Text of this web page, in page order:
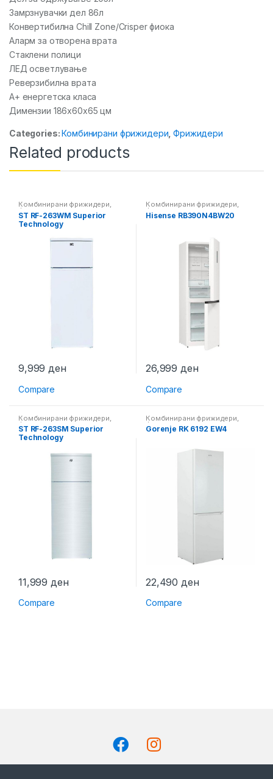
Замрзнувачки дел 86л
Конвертибилна Chill Zone/Crisper фиока
Аларм за отворена врата
Стаклени полици
ЛЕД осветлување
Реверзибилна врата
А+ енергетска класа
Димензии 186x60x65 цм
Categories:Комбинирани фрижидери ,Фрижидери
Related products
Комбинирани фрижидери,
Фрижидери
ST RF-263WM Superior
Technology
9,999ден
Compare
Комбинирани фрижидери,
Фрижидери
Hisense RB390N4BW20
26,999ден
Compare
Комбинирани фрижидери
Фрижидери
ST RF-263SM Superior
Technology
11,999 ден
Compare
Комбинирани фрижидери
Фрижидери
Gorenje RK 6192 EW4
22,490 ден
Compare